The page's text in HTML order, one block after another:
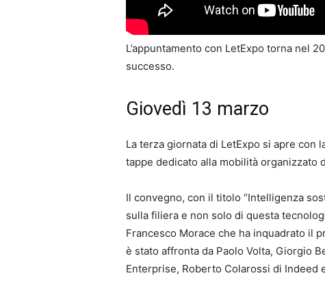
L’appuntamento con LetExpo torna nel
successo.
Giovedì 13 marzo
La terza giornata di LetExpo si apre con
tappe dedicato alla mobilità organizzato
Il convegno, con il titolo “Intelligenza
sulla filiera e non solo di questa
Francesco Morace che ha inquadrato il
è stato affronta da Paolo Volta, Giorgio
Enterprise, Roberto Colarossi di Indeed